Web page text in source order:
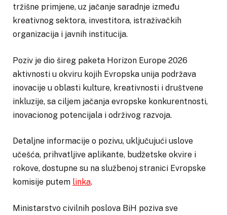
tržišne primjene, uz jačanje saradnje između
kreativnog sektora, investitora, istraživačkih
organizacija i javnih institucija.
Poziv je dio šireg paketa Horizon Europe 2026
aktivnosti u okviru kojih Evropska unija podržava
inovacije u oblasti kulture, kreativnosti i društvene
inkluzije, sa ciljem jačanja evropske konkurentnosti,
inovacionog potencijala i održivog razvoja.
Detaljne informacije o pozivu, uključujući uslove
učešća, prihvatljive aplikante, budžetske okvire i
rokove, dostupne su na službenoj stranici Evropske
komisije putem linka.
Ministarstvo civilnih poslova BiH poziva sve